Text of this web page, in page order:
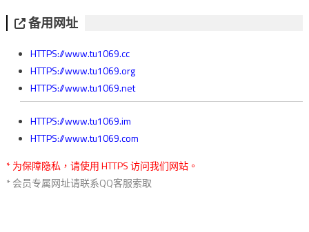
备用网址
HTTPS://www.tu1069.cc
HTTPS://www.tu1069.org
HTTPS://www.tu1069.net
HTTPS://www.tu1069.im
HTTPS://www.tu1069.com
* 为保障隐私，请使用 HTTPS 访问我们网站。
* 会员专属网址请联系QQ客服索取